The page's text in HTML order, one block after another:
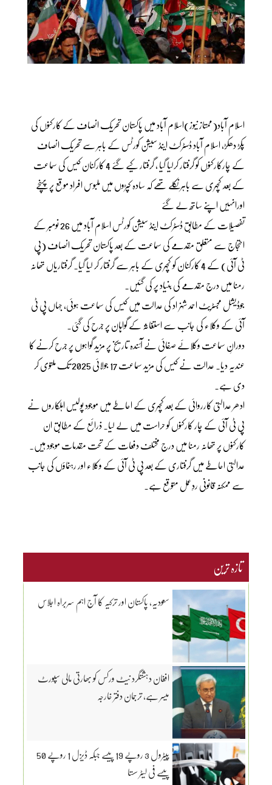
اسلام آباد(ممتاز نیوز)اسلام آباد میں پاکستان تحریک انصاف کے کارکنوں کی
پکڑ دھکڑ، اسلام آباد ڈسٹرکٹ اینڈ سیشن کورٹس کے باہر سے تحریک انصاف
کے چارکارکنوں کو گرفتار کرلیا گیا ، گرفتار کیے گئے 4 کارکنان کیس کی سماعت
کے بعد کچہری سے باہر نکلے تھے کہ سادہ کپڑوں میں ملبوس افراد موقع پر پہنچے
اورانہیں اپنے ساتھ لے گئے
تفصیلات کے مطابق ڈسٹرکٹ اینڈ سیشن کورٹس اسلام آباد میں 26 نومبر کے
احتجاج سے متعلق مقدمے کی سماعت کے بعد پاکستان تحریک انصاف (پی
ٹی آئی) کے 4 کارکنان کو کچہری کے باہر سے گرفتار کر لیا گیا۔ گرفتاریاں تھانہ
رمنا میں درج مقدمے کی بنیاد پر کی گئیں۔
جوڈیشل مجسٹریٹ احمد شہزاد کی عدالت میں کیس کی سماعت ہوئی، جہاں پی ٹی
آئی کے وکلاء کی جانب سے استغاثہ کے گواہان پر جرح کی گئی۔
دورانِ سماعت وکلائے صفائی نے آئندہ تاریخ پر مزید گواہوں پر جرح کرنے کا
عندیہ دیا۔ عدالت نے کیس کی مزید سماعت 17 جولائی 2025 تک ملتوی کر
دی ہے۔
ادھر عدالتی کارروائی کے بعد کچہری کے احاطے میں موجود پولیس اہلکاروں نے
پی ٹی آئی کے چار کارکنوں کو حراست میں لے لیا۔ ذرائع کے مطابق ان
کارکنوں پر تھانہ رمنا میں درج مختلف دفعات کے تحت مقدمات موجود ہیں۔
عدالتی احاطے میں گرفتاری کے بعد پی ٹی آئی کے وکلاء اور رہنماؤں کی جانب
سے ممکنہ قانونی ردِعمل متوقع ہے۔
تازہ ترین
سعودیہ، پاکستان اور ترکیہ کا آج اہم سربراہ اجلاس
افغان دہشتگرد نیٹ ورکس کو بھارتی مالی سپورٹ
میسر ہے، ترجمان دفتر خارجہ
پیٹرول 3 روپے 19 پیسے جبکہ ڈیزل 1 روپے 50
پیسے فی لیٹر سستا